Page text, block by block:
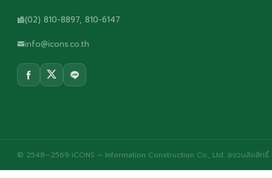
(02) 810-8897, 810-6147
info@icons.co.th
© 2548–2569 iCONS – Information Construction Co., Ltd. สงวนลิขสิทธิ์